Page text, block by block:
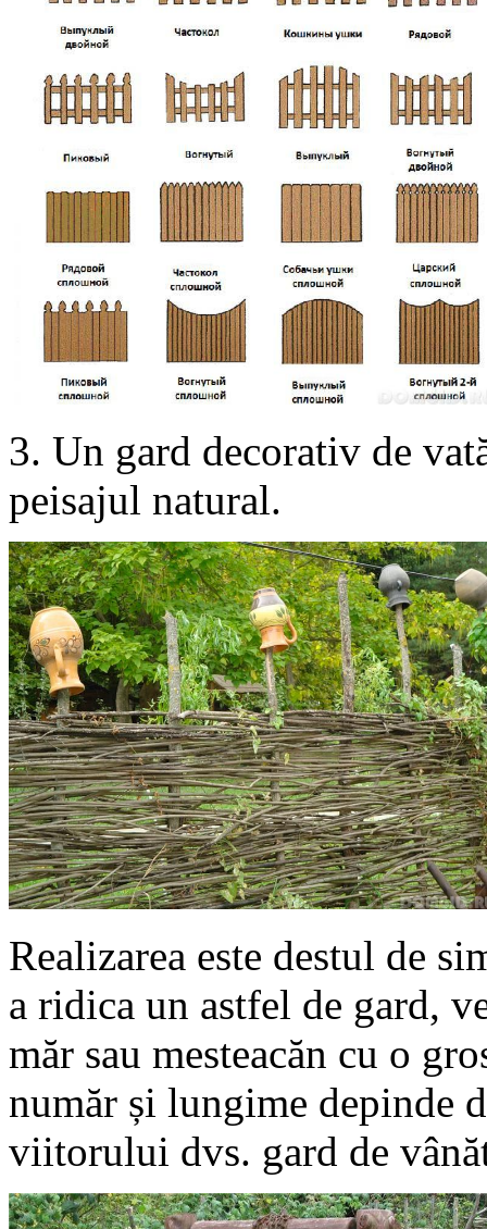
3. Un gard decorativ de
peisajul natural.
Realizarea este destul de
a ridica un astfel de gard,
măr sau mesteacăn cu o
număr și lungime depinde
viitorului dvs. gard de